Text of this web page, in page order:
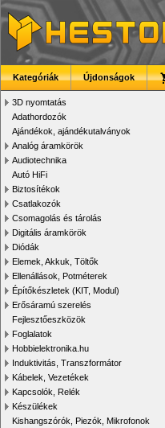
Kategóriák Újdonságok
3D nyomtatás
Adathordozók
Ajándékok, ajándékutalványok
Analóg áramkörök
Audiotechnika
Autó HiFi
Biztosítékok
Csatlakozók
Csomagolás és tárolás
Digitális áramkörök
Diódák
Elemek, Akkuk, Töltők
Ellenállások, Potméterek
Építőkészletek (KIT, Modul)
Erősáramú szerelés
Fejlesztőeszközök
Foglalatok
Hobbielektronika.hu
Induktivitás, Transzformátor
Kábelek, Vezetékek
Kapcsolók, Relék
Készülékek
Kishangszórók, Piezók, Mikrofonok